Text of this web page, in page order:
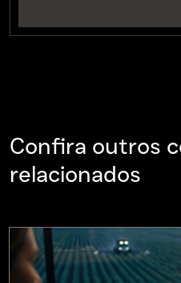
Confira outros
relacionados